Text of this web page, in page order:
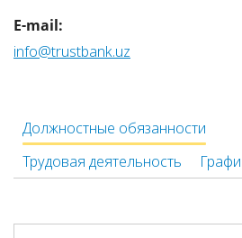
E-mail:
info@trustbank.uz
Должностные обязанности
Трудовая деятельность